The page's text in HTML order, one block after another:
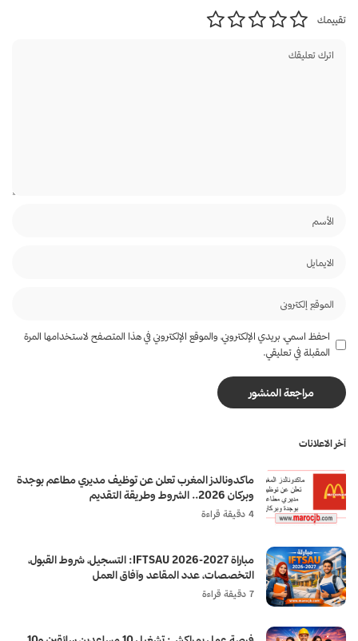
تقييمك
احفظ اسمي، بريدي الإلكتروني، والموقع الإلكتروني في هذا المتصفح لاستخدامها المرة
المقبلة في تعليقي.
آخر الاعلانات
ماكدونالدز المغرب تعلن عن توظيف مديري مطاعم بوجدة
وبركان 2026.. الشروط وطريقة التقديم
4 دقيقة قراءة
مباراة IFTSAU 2026-2027: التسجيل، شروط القبول،
التخصصات، عدد المقاعد وآفاق العمل
7 دقيقة قراءة